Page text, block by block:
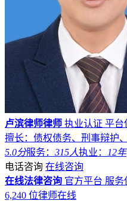
卢滨律师律师 执业认证 平台
擅长：债权债务、刑事辩护
5.0分服务： 315人执业：
12年
电话咨询 在线咨询
在线法律咨询 官方平台 服务
6,240 位律师在线